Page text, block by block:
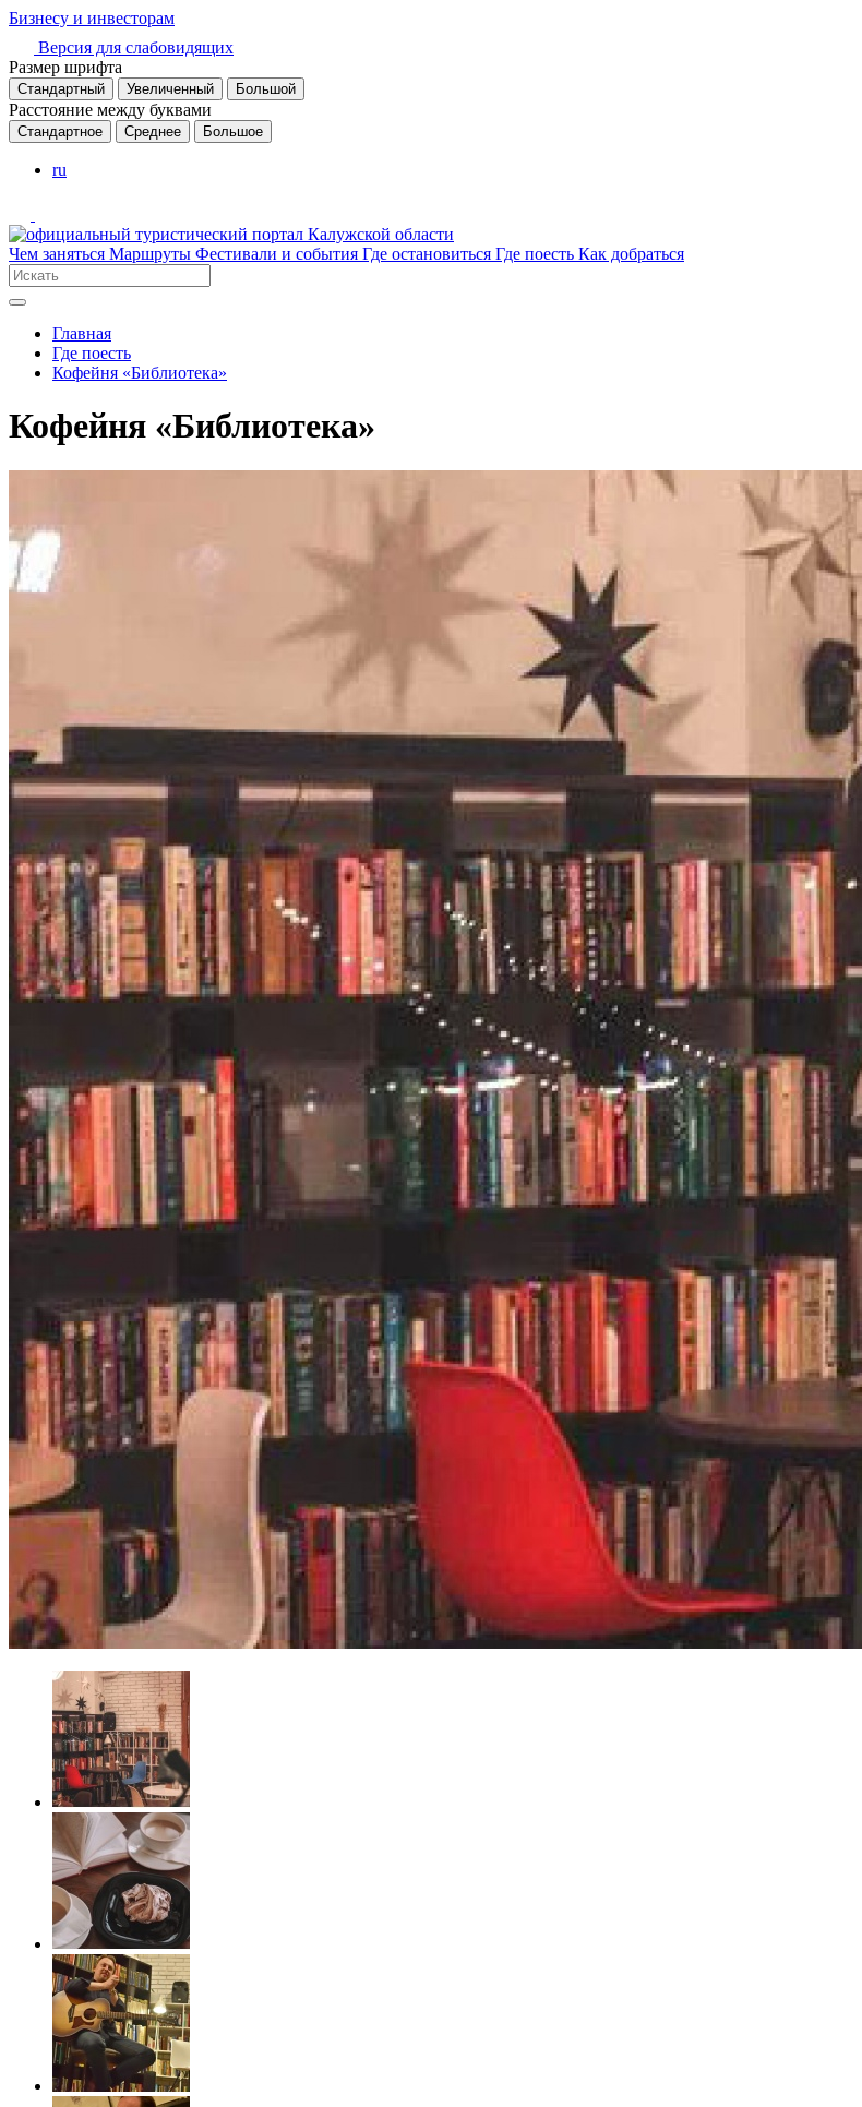
Бизнесу и инвесторам
Версия для слабовидящих
Размер шрифта
Стандартный Увеличенный Большой
Расстояние между буквами
Стандартное Среднее Большое
ru
Чем заняться Маршруты Фестивали и события Где остановиться Где поесть Как добраться
Главная
Где поесть
Кофейня «Библиотека»
Кофейня «Библиотека»